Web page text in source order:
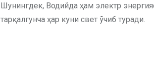
Шунингдек, Водийда ҳам электр
тарқалгунча ҳар куни свет ўчиб туради.